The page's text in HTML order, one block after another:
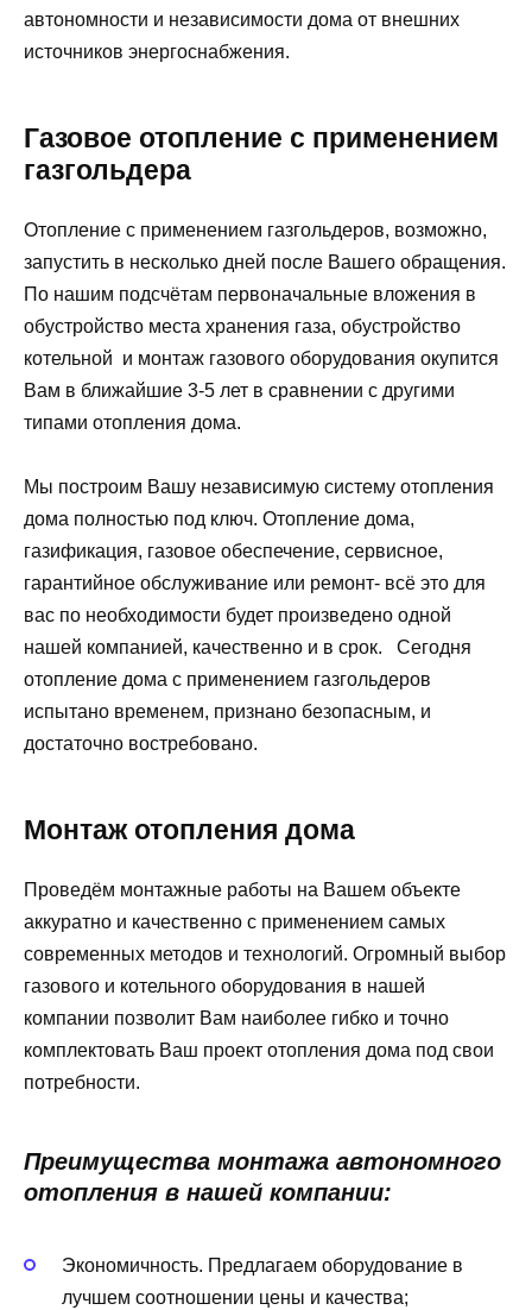
автономности и независимости дома от внешних
источников энергоснабжения.
Газовое отопление с применением
газгольдера
Отопление с применением газгольдеров, возможно,
запустить в несколько дней после Вашего обращения.
По нашим подсчётам первоначальные вложения в
обустройство места хранения газа, обустройство
котельной и монтаж газового оборудования окупится
Вам в ближайшие 3-5 лет в сравнении с другими
типами отопления дома.
Мы построим Вашу независимую систему отопления
дома полностью под ключ. Отопление дома,
газификация, газовое обеспечение, сервисное,
гарантийное обслуживание или ремонт- всё это для
вас по необходимости будет произведено одной
нашей компанией, качественно и в срок. Сегодня
отопление дома с применением газгольдеров
испытано временем, признано безопасным, и
достаточно востребовано.
Монтаж отопления дома
Проведём монтажные работы на Вашем объекте
аккуратно и качественно с применением самых
современных методов и технологий. Огромный выбор
газового и котельного оборудования в нашей
компании позволит Вам наиболее гибко и точно
комплектовать Ваш проект отопления дома под свои
потребности.
Преимущества монтажа автономного
отопления в нашей компании:
Экономичность. Предлагаем оборудование в
лучшем соотношении цены и качества;